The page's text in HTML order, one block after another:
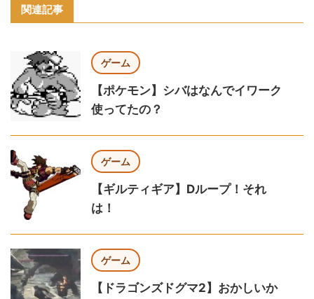
関連記事
ゲーム
【ポケモン】シバはなんでイワーク
使ってたの？
ゲーム
【ギルティギア】Dループ！それ
は！
ゲーム
【ドラゴンズドグマ2】おかしいか